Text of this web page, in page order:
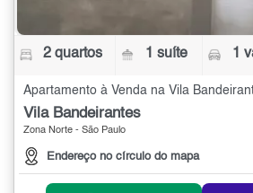
2 quartos 1 suíte 1
Apartamento à Venda na Vila
Vila Bandeirantes
Zona Norte - São Paulo
Endereço no círculo do mapa